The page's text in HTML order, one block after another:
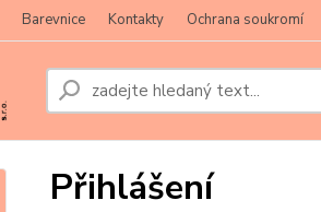
Barevnice Kontakty Ochrana soukromí
Přihlášení